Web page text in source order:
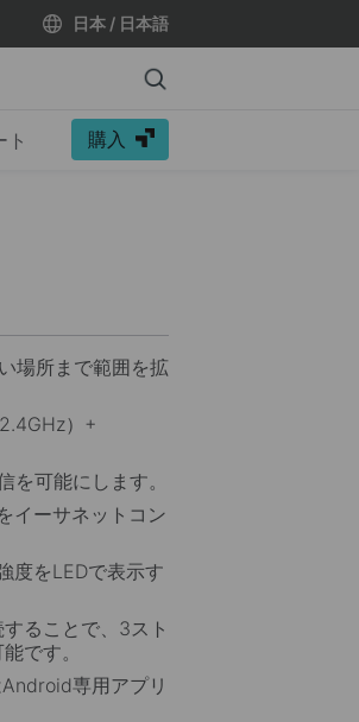
日本 / 日本語
Search
ト 購入
場所まで範囲を拡
）+
を可能にします。
イーサネットコン
度をLEDで表示す
ることで、3スト
です。
専用アプリ